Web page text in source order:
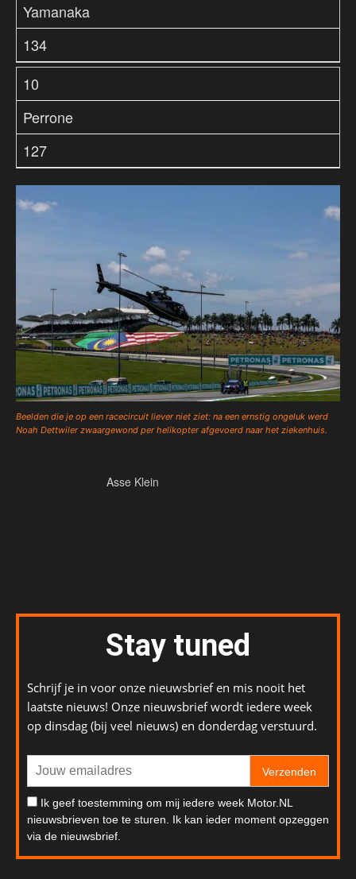
Yamanaka
134
10
Perrone
127
Beelden die je op een racecircuit liever niet ziet: na een ernstig ongeluk werd
Noah Dettwiler zwaargewond per helikopter afgevoerd naar het ziekenhuis.
Asse Klein
Stay tuned
Schrijf je in voor onze nieuwsbrief en mis nooit het
laatste nieuws! Onze nieuwsbrief wordt iedere week
op dinsdag (bij veel nieuws) en donderdag verstuurd.
Verzenden
Ik geef toestemming om mij iedere week Motor.NL
nieuwsbrieven toe te sturen. Ik kan ieder moment opzeggen
via de nieuwsbrief.